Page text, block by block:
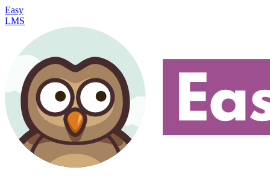
Easy
LMS